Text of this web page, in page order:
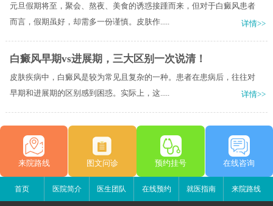
元旦假期将至，聚会、熬夜、美食的诱惑接踵而来，但对于白癜风患者
而言，假期虽好，却需多一份谨慎。皮肤作.....
详情>>
白癜风早期vs进展期，三大区别一次说清！
皮肤疾病中，白癜风是较为常见且复杂的一种。患者在患病后，往往对
早期和进展期的区别感到困惑。实际上，这.....
详情>>
来院路线 图文问诊 预约挂号 在线咨询
首页 医院简介 医生团队 在线预约 就医指南 来院路线